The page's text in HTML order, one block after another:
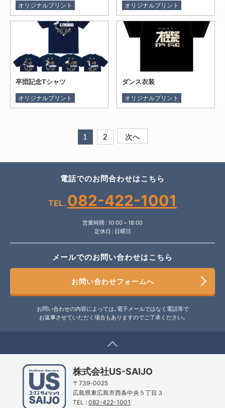
オリジナルプリント オリジナルプリント
卒団記念Tシャツ
オリジナルプリント
ダンス衣装
オリジナルプリント
1 2 次へ
電話でのお問合わせはこちら
TEL. 082-422-1001
営業時間 : 10:00 ~ 18:00
定休日 : 日曜日
メールでのお問い合わせはこちら
お問い合わせフォームへ
お問い合わせの内容によっては、電子メールではなく電話等で
お返事させていただく場合もありますのでご了承ください。
株式会社US-SAIJO
〒739-0025
広島県東広島市西条中央５丁目３
TEL :082-422-1001